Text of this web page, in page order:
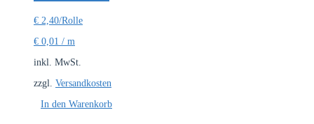
€ 2,40/Rolle
€ 0,01 / m
inkl. MwSt.
zzgl. Versandkosten
In den Warenkorb